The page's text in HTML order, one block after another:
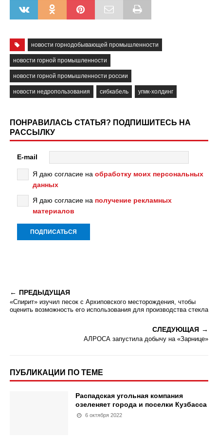
новости горнодобывающей промышленности
новости горной промышленности
новости горной промышленности россии
новости недропользования сибкабель угмк-холдинг
ПОНРАВИЛАСЬ СТАТЬЯ? ПОДПИШИТЕСЬ НА
РАССЫЛКУ
E-mail
Я даю согласие на обработку моих персональных
данных
Я даю согласие на получение рекламных
материалов
ПРЕДЫДУЩАЯ
«Спирит» изучил песок с Архиповского месторождения, чтобы
оценить возможность его использования для производства стекла
СЛЕДУЮЩАЯ
АЛРОСА запустила добычу на «Зарнице»
ПУБЛИКАЦИИ ПО ТЕМЕ
Распадская угольная компания
озеленяет города и поселки Кузбасса
6 октября 2022